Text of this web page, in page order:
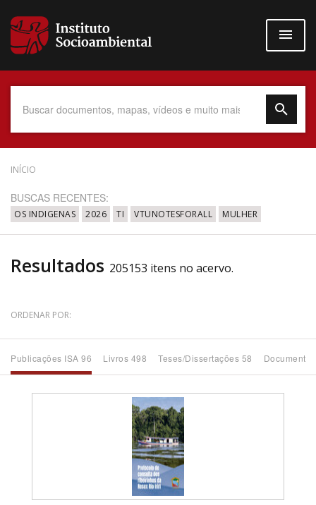
para
conteúdo
Data do Documento
Até
Povo Indígena
Área Protegida
INÍCIO
BUSCAS RECENTES:
OS INDIGENAS 2026 TI VTUNOTESFORALL MULHER
Resultados 205153 itens no acervo.
ORDENAR POR:
Publicações ISA 96 Livros 498 Teses/Dissertações 58